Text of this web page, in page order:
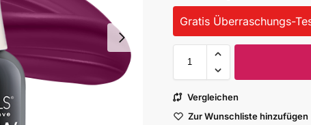
Gratis Überraschungs-
Vergleichen
Zur Wunschliste hinzufügen